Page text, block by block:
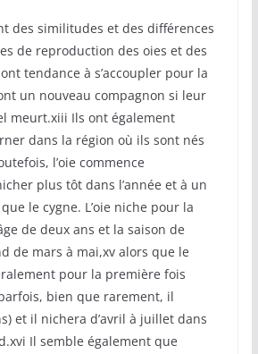
des similitudes et des différences
de reproduction des oies et des
tendance à s’accoupler pour la
un nouveau compagnon si leur
meurt.xiii Ils ont également
dans la région où ils sont nés
l’oie commence
plus tôt dans l’année et à un
le cygne. L’oie niche pour la
de deux ans et la saison de
de mars à mai,xv alors que le
pour la première fois
bien que rarement, il
et il nichera d’avril à juillet dans
Il semble également que